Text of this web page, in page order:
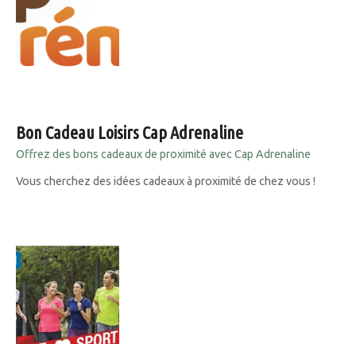
Bon Cadeau Loisirs Cap Adrenaline
Offrez des bons cadeaux de proximité avec Cap Adrenaline
Vous cherchez des idées cadeaux à proximité de chez vous !